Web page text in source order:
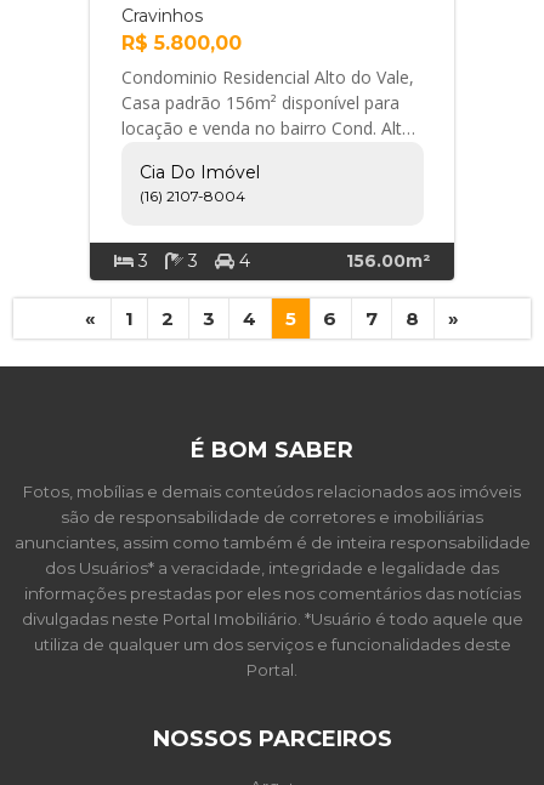
Cravinhos
R$ 5.800,00
Condominio Residencial Alto do Vale,
Casa padrão 156m² disponível para
locação e venda no bairro Cond. Alto
Rodovi... Cia do Imóvel
Cia Do Imóvel
(16) 2107-8004
3 3 4 156.00m²
« 1 2 3 4 5 6 7 8 »
É BOM SABER
Fotos, mobílias e demais conteúdos relacionados aos imóveis
são de responsabilidade de corretores e imobiliárias
anunciantes, assim como também é de inteira responsabilidade
dos Usuários* a veracidade, integridade e legalidade das
informações prestadas por eles nos comentários das notícias
divulgadas neste Portal Imobiliário. *Usuário é todo aquele que
utiliza de qualquer um dos serviços e funcionalidades deste
Portal.
NOSSOS PARCEIROS